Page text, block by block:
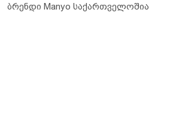
ბრენდი Manyo საქართველოშია